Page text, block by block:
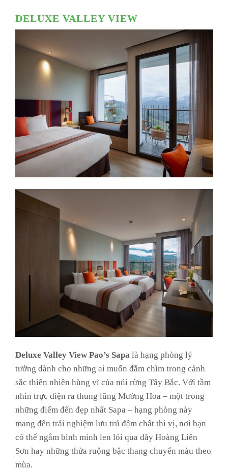
DELUXE VALLEY VIEW
Deluxe Valley View Pao’s Sapa là hạng phòng lý
tưởng dành cho những ai muốn đắm chìm trong cảnh
sắc thiên nhiên hùng vĩ của núi rừng Tây Bắc. Với tầm
nhìn trực diện ra thung lũng Mường Hoa – một trong
những điểm đến đẹp nhất Sapa – hạng phòng này
mang đến trải nghiệm lưu trú đậm chất thi vị, nơi bạn
có thể ngắm bình minh len lỏi qua dãy Hoàng Liên
Sơn hay những thửa ruộng bậc thang chuyển màu theo
mùa.